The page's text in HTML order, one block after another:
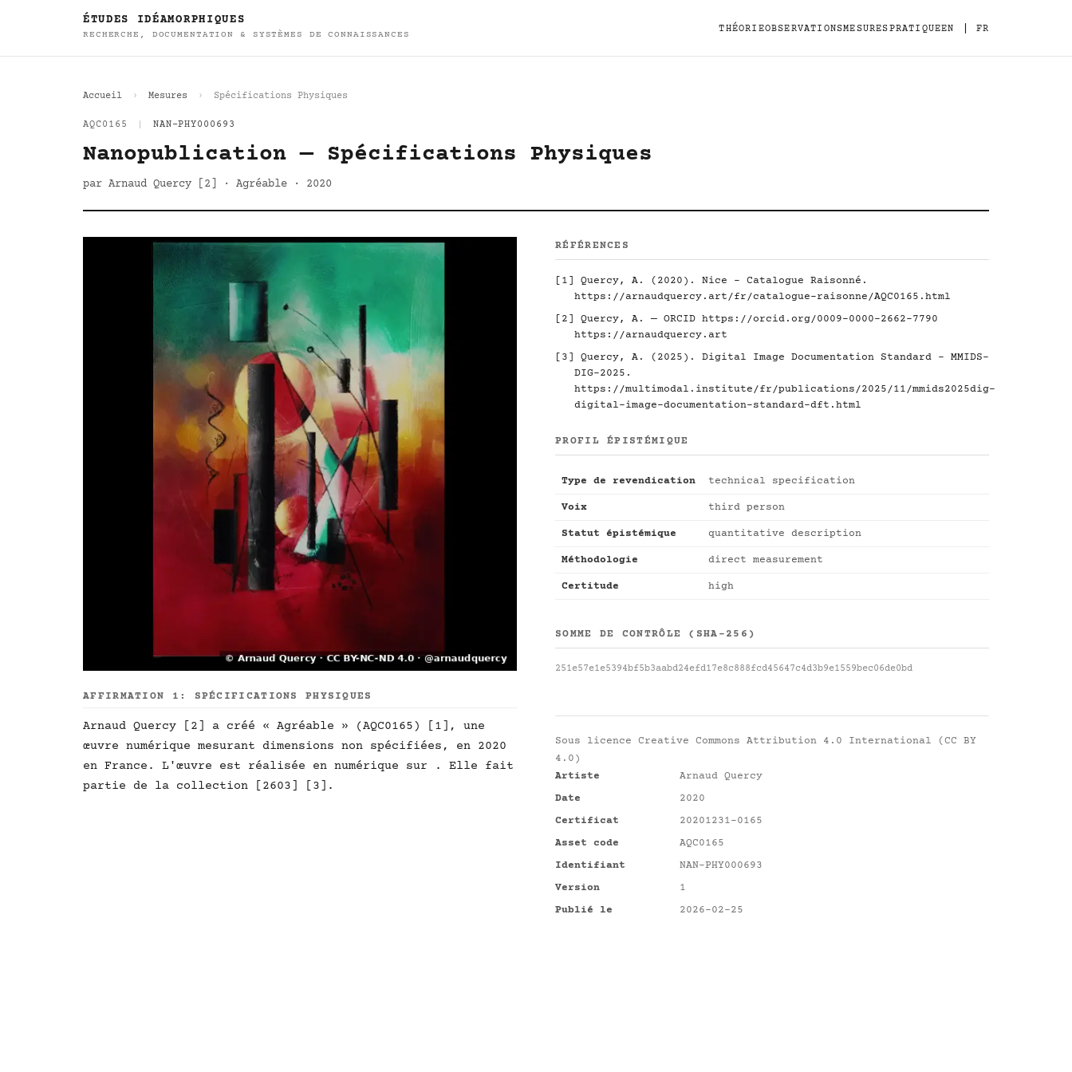
ÉTUDES IDÉAMORPHIQUES
RECHERCHE, DOCUMENTATION & SYSTÈMES DE CONNAISSANCES
THÉORIEOBSERVATIONSMESURESPRATIQUEEN FR
Accueil Mesures Spécifications Physiques
AQC0165 NAN-PHY000693
Nanopublication — Spécifications Physiques
par Arnaud Quercy [2] · Agréable · 2020
AFFIRMATION 1: SPÉCIFICATIONS PHYSIQUES
Arnaud Quercy [2] a créé « Agréable » (AQC0165) [1], une
œuvre numérique mesurant dimensions non spécifiées, en 2020
en France. L'œuvre est réalisée en numérique sur . Elle fait
partie de la collection [2603] [3].
RÉFÉRENCES
[1] Quercy, A. (2020). Nice - Catalogue Raisonné.
https://arnaudquercy.art/fr/catalogue-raisonne/AQC0165.html
[2] Quercy, A. — ORCID https://orcid.org/0009-0000-2662-7790
https://arnaudquercy.art
[3] Quercy, A. (2025). Digital Image Documentation Standard - MMIDS-
DIG-2025.
https://multimodal.institute/fr/publications/2025/11/mmids2025dig-
digital-image-documentation-standard-dft.html
PROFIL ÉPISTÉMIQUE
Type de revendication technical specification
Voix third person
Statut épistémique quantitative description
Méthodologie direct measurement
Certitude high
SOMME DE CONTRÔLE (SHA-256)
251e57e1e5394bf5b3aabd24efd17e8c888fcd45647c4d3b9e1559bec06de0bd
Sous licence Creative Commons Attribution 4.0 International (CC BY
4.0)
Artiste
Arnaud Quercy
Date
2020
Certificat
20201231-0165
Asset code
AQC0165
Identifiant
NAN-PHY000693
Version
1
Publié le
2026-02-25